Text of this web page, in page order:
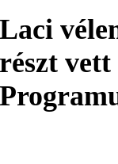
Laci
részt